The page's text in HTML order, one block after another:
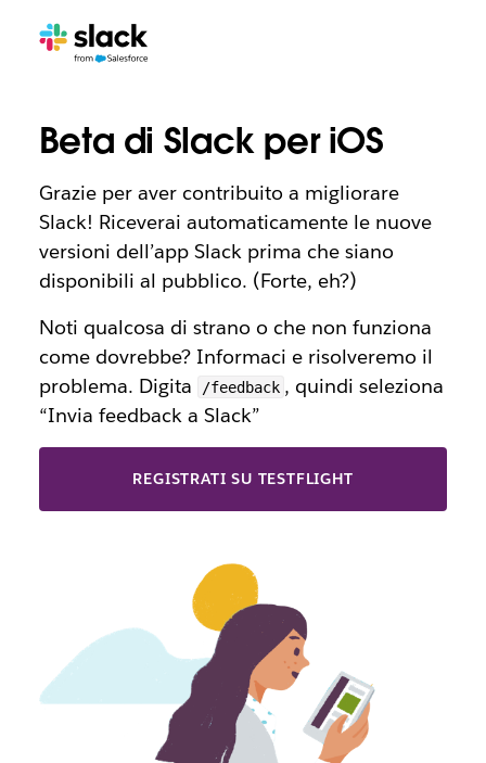
Beta di Slack per iOS
Grazie per aver contribuito a migliorare
Slack! Riceverai automaticamente le nuove
versioni dell’app Slack prima che siano
disponibili al pubblico. (Forte, eh?)
Noti qualcosa di strano o che non funziona
come dovrebbe? Informaci e risolveremo il
problema. Digita
/feedback , quindi seleziona
“Invia feedback a Slack”
REGISTRATI SU TESTFLIGHT